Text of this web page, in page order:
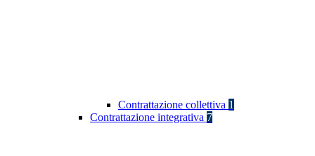
Contrattazione collettiva 1
Contrattazione integrativa 7